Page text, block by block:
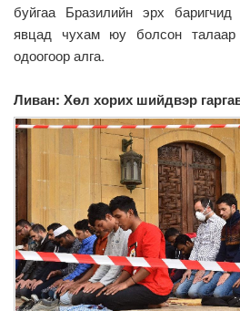
буйгаа Бразилийн эрх
явцад чухам юу болсон талаар
одоогоор алга.
Ливан: Хөл хорих шийдвэр